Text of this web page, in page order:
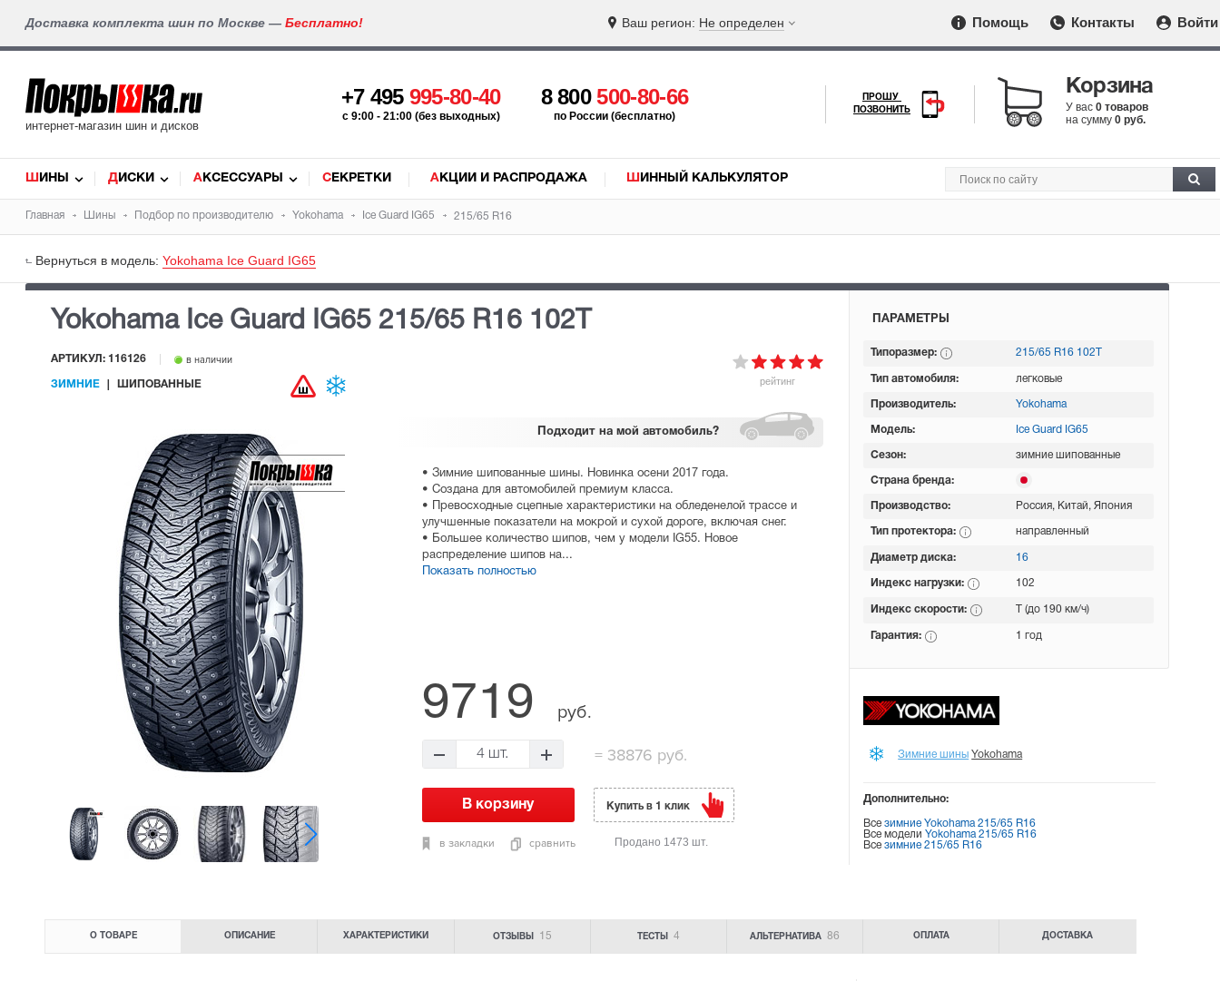
Доставка комплекта шин по Москве — Бесплатно! Ваш регион: Не определен Помощь Контакты Войти
интернет-магазин шин и дисков
+7 495 995-80-40
c 9:00 - 21:00 (без выходных)
8 800500-80-66
по России (бесплатно)
ПРОШУ
ПОЗВОНИТЬ
Корзина
У вас 0 товаров
на сумму 0 руб.
ШИНЫ ДИСКИ АКСЕССУАРЫ СЕКРЕТКИ АКЦИИ И РАСПРОДАЖА ШИННЫЙ КАЛЬКУЛЯТОР
Главная Шины Подбор по производителю Yokohama Ice Guard IG65 215/65 R16
Вернуться в модель: Yokohama Ice Guard IG65
Yokohama Ice Guard IG65 215/65 R16 102T
рейтинг
АРТИКУЛ: 116126 в наличии
ЗИМНИЕ ШИПОВАННЫЕ
Подходит на мой автомобиль?
• Зимние шипованные шины. Новинка осени 2017 года.
• Создана для автомобилей премиум класса.
• Превосходные сцепные характеристики на обледенелой трассе и
улучшенные показатели на мокрой и сухой дороге, включая снег.
• Большее количество шипов, чем у модели IG55. Новое
распределение шипов на...
Показать полностью
9719 руб.
4 шт. =38876 руб.
в закладки сравнить
Купить в 1 клик
Продано 1473 шт.
ПАРАМЕТРЫ
Типоразмер: 215/65 R16 102T
Тип автомобиля: легковые
Производитель: Yokohama
Модель: Ice Guard IG65
Сезон: зимние шипованные
Страна бренда:
Производство: Россия, Китай, Япония
Тип протектора: направленный
Диаметр диска: 16
Индекс нагрузки: 102
Индекс скорости: T (до 190 км/ч)
Гарантия: 1 год
Зимние шины Yokohama
Дополнительно:
Всезимние Yokohama 215/65 R16
Все моделиYokohama 215/65 R16
Всезимние 215/65 R16
О ТОВАРЕ ОПИСАНИЕ ХАРАКТЕРИСТИКИ ОТЗЫВЫ 15 ТЕСТЫ 4 АЛЬТЕРНАТИВА 86 ОПЛАТА ДОСТАВКА